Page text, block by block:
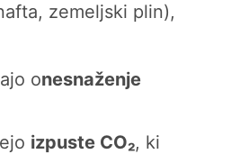
zemeljski plin),
onesnaženje
izpuste CO₂, ki